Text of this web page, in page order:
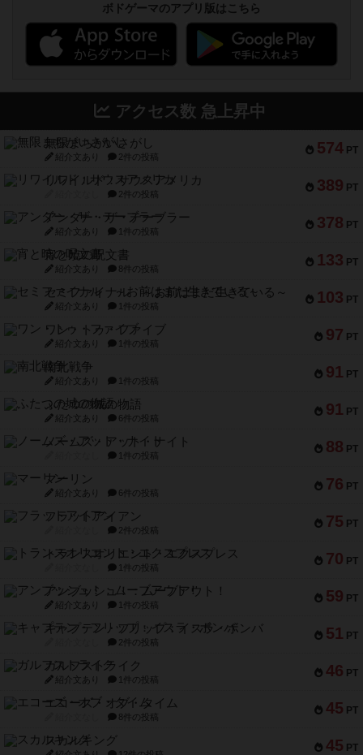
ボドゲーマのアプリ版はこちら
アクセス数 急上昇中
574 PT
無限まちがいさがし
紹介文あり 2件の投稿
389 PT
リワイルド：サウスアメリカ
2件の投稿
378 PT
アンダー・ザ・テーブラー
紹介文あり 1件の投稿
133 PT
宵と暁の呪文書
紹介文あり 8件の投稿
103 PT
セミファイナル ～お前はまだ生きている～
紹介文あり 1件の投稿
97 PT
ワン・トゥ・ファイブ
紹介文あり 1件の投稿
91 PT
南北戦争
紹介文あり 1件の投稿
91 PT
ふたつの城の物語
紹介文あり 6件の投稿
88 PT
ノームズ・アット・ナイト
1件の投稿
76 PT
マーリン
紹介文あり 6件の投稿
75 PT
フラットアイアン
2件の投稿
70 PT
トランスオリエント・エクスプレス
1件の投稿
59 PT
アンブッシュ！：ムーブアウト！
紹介文あり 1件の投稿
51 PT
キャプテン・フリップ：イスラ・ボンバ
2件の投稿
46 PT
ガルフストライク
紹介文あり 1件の投稿
45 PT
エコーズ・オブ・タイム
8件の投稿
45 PT
スカルキング